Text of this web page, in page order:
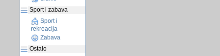
Sport i zabava
Sport i
rekreacija
Zabava
Ostalo